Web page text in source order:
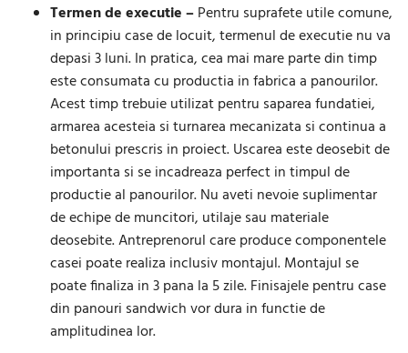
Termen de executie –Pentru suprafete utile comune,
in principiu case de locuit, termenul de executie nu va
depasi 3 luni. In pratica, cea mai mare parte din timp
este consumata cu productia in fabrica a panourilor.
Acest timp trebuie utilizat pentru saparea fundatiei,
armarea acesteia si turnarea mecanizata si continua a
betonului prescris in proiect. Uscarea este deosebit de
importanta si se incadreaza perfect in timpul de
productie al panourilor. Nu aveti nevoie suplimentar
de echipe de muncitori, utilaje sau materiale
deosebite. Antreprenorul care produce componentele
casei poate realiza inclusiv montajul. Montajul se
poate finaliza in 3 pana la 5 zile. Finisajele pentru case
din panouri sandwich vor dura in functie de
amplitudinea lor.